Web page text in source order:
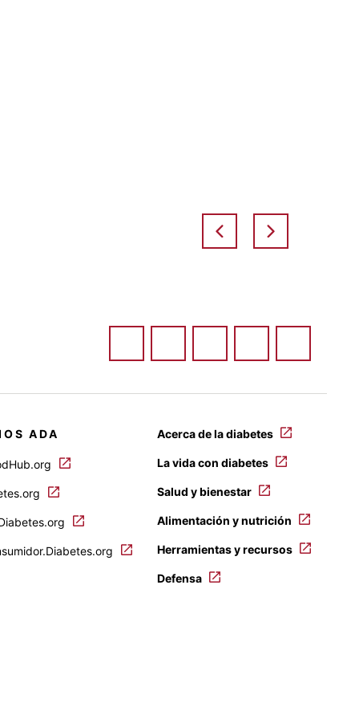
ADA Acerca de la diabetes
La vida con diabetes
Salud y bienestar
Alimentación y nutrición
Herramientas y recursos
Defensa